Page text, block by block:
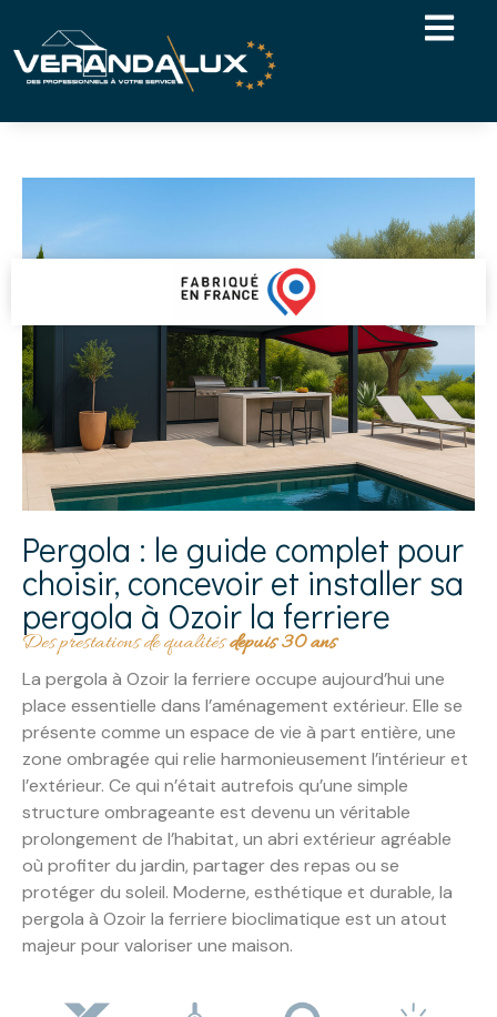
Pergola : le guide complet pour
choisir, concevoir et installer sa
pergola à Ozoir la ferriere
Des prestations de qualitésdepuis 30 ans
La pergola à Ozoir la ferriere occupe aujourd’hui une
place essentielle dans l’aménagement extérieur. Elle se
présente comme un espace de vie à part entière, une
zone ombragée qui relie harmonieusement l’intérieur et
l’extérieur. Ce qui n’était autrefois qu’une simple
structure ombrageante est devenu un véritable
prolongement de l’habitat, un abri extérieur agréable
où profiter du jardin, partager des repas ou se
protéger du soleil. Moderne, esthétique et durable, la
pergola à Ozoir la ferriere bioclimatique est un atout
majeur pour valoriser une maison.